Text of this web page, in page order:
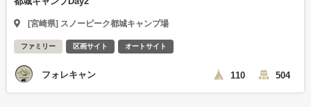
[宮崎県] スノーピーク都城キャンプ場
ファミリー 区画サイト オートサイト
フォレキャン 110 504